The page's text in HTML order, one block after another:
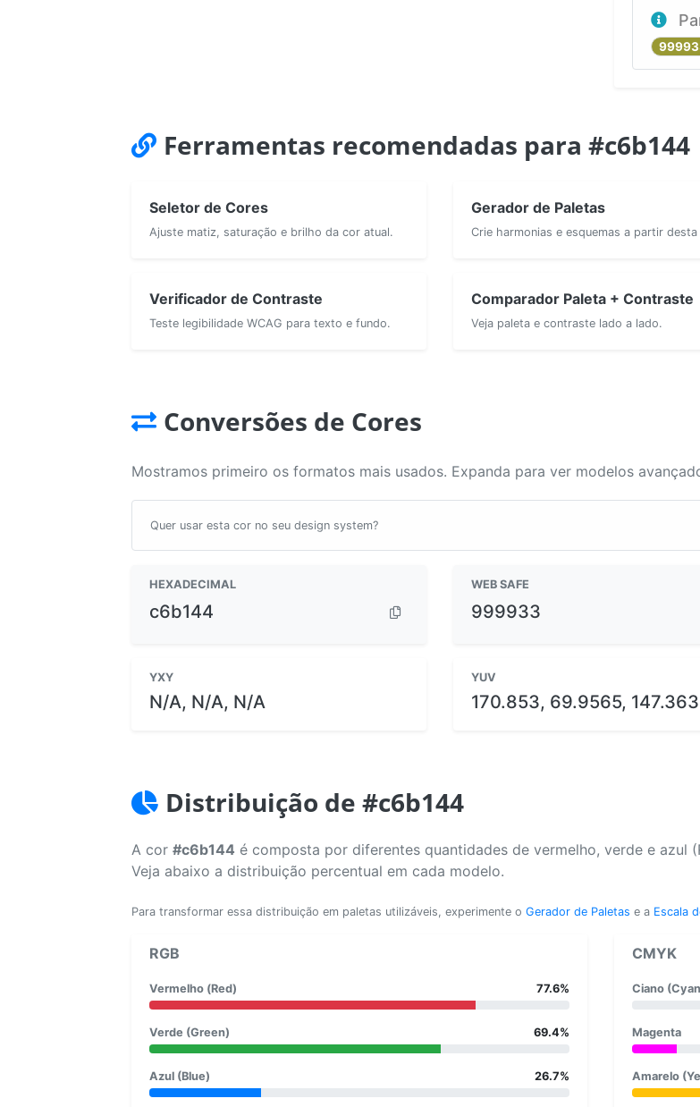
Ferramentas recomendadas para #c6b144
Seletor de Cores
Ajuste matiz, saturação e brilho da cor atual.
Gerador de Paletas
Crie harmonias e esquemas a partir desta
Verificador de Contraste
Teste legibilidade WCAG para texto e fundo.
Comparador Paleta + Contraste
Veja paleta e contraste lado a lado.
Conversões de Cores
Mostramos primeiro os formatos mais usados. Expanda para ver modelos
Quer usar esta cor no seu design system?
HEXADECIMAL
c6b144
WEB SAFE
999933
YXY
N/A, N/A, N/A
YUV
170.853, 69.9565, 147.363
Distribuição de #c6b144
A cor #c6b144 é composta por diferentes quantidades de vermelho, verde e azul
Veja abaixo a distribuição percentual em cada modelo.
Para transformar essa distribuição em paletas utilizáveis, experimente o Gerador de Paletas e a Escala
RGB
Vermelho (Red) 77.6%
Verde (Green) 69.4%
Azul (Blue) 26.7%
CMYK
Ciano
Magenta
Amarelo